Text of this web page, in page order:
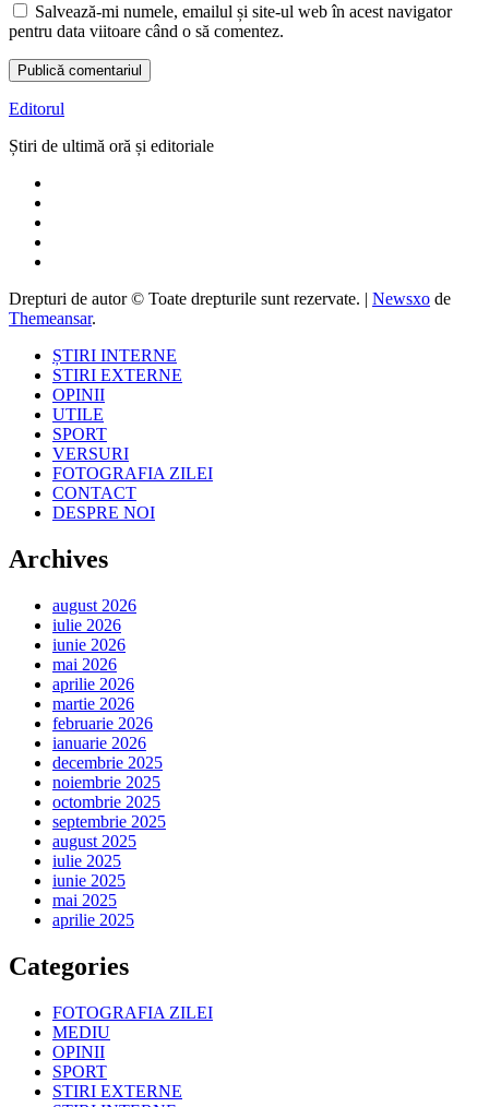
Salvează-mi numele, emailul și site-ul web în acest navigator
pentru data viitoare când o să comentez.
Editorul
Știri de ultimă oră și editoriale
Drepturi de autor © Toate drepturile sunt rezervate. | Newsxo de
Themeansar.
ȘTIRI INTERNE
STIRI EXTERNE
OPINII
UTILE
SPORT
VERSURI
FOTOGRAFIA ZILEI
CONTACT
DESPRE NOI
Archives
august 2026
iulie 2026
iunie 2026
mai 2026
aprilie 2026
martie 2026
februarie 2026
ianuarie 2026
decembrie 2025
noiembrie 2025
octombrie 2025
septembrie 2025
august 2025
iulie 2025
iunie 2025
mai 2025
aprilie 2025
Categories
FOTOGRAFIA ZILEI
MEDIU
OPINII
SPORT
STIRI EXTERNE